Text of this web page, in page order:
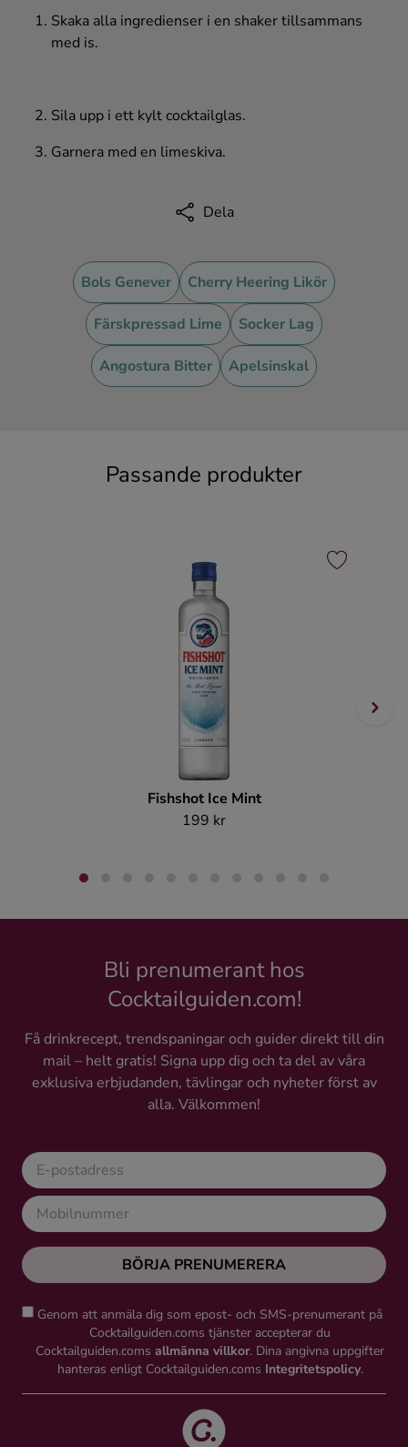
Skaka alla ingredienser i en shaker tillsammans
med is.
Sila upp i ett kylt cocktailglas.
Garnera med en limeskiva.
Dela
Bols Genever Cherry Heering Likör
Färskpressad Lime Socker Lag
Angostura Bitter Apelsinskal
Passande produkter
Fishshot Ice Mint
199 kr
Bli prenumerant hos
Cocktailguiden.com!
Få drinkrecept, trendspaningar och guider direkt till din
mail – helt gratis! Signa upp dig och ta del av våra
exklusiva erbjudanden, tävlingar och nyheter först av
alla. Välkommen!
BÖRJA PRENUMERERA
Genom att anmäla dig som epost- och SMS-prenumerant på
Cocktailguiden.coms tjänster accepterar du
Cocktailguiden.coms allmänna villkor. Dina angivna uppgifter
hanteras enligt Cocktailguiden.coms Integritetspolicy.